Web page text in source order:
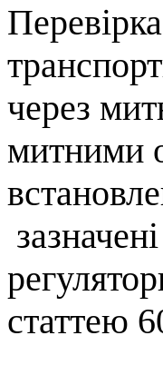
через
митними
зазначені
статтею